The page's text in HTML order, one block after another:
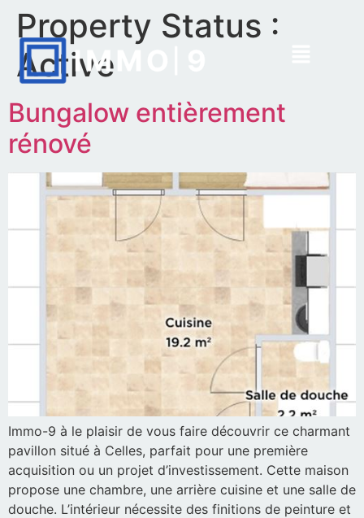
Property Status :
Active
Bungalow entièrement
rénové
Immo-9 à le plaisir de vous faire découvrir ce charmant
pavillon situé à Celles, parfait pour une première
acquisition ou un projet d’investissement. Cette maison
propose une chambre, une arrière cuisine et une salle de
douche. L’intérieur nécessite des finitions de peinture et